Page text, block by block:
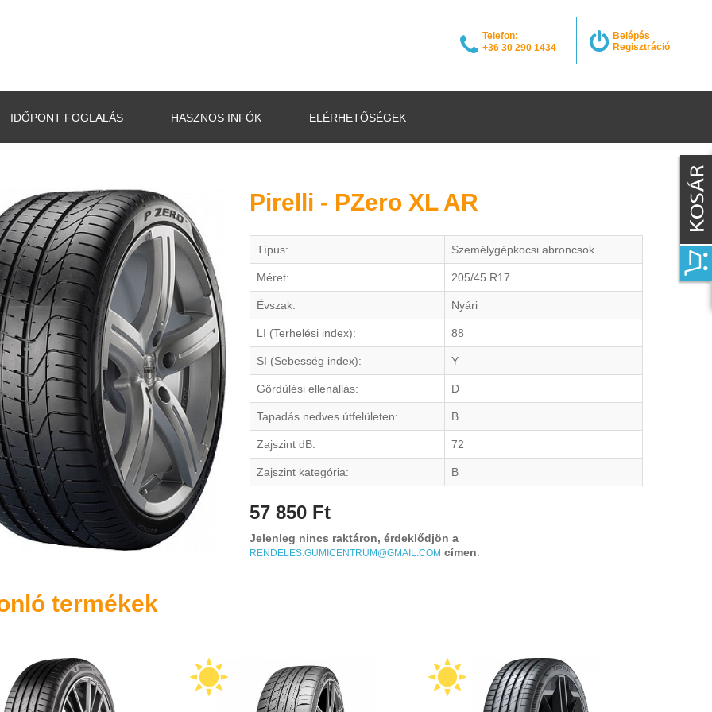
Belépés
Regisztráció
Telefon:
+36 30 290 1434
IDŐPONT FOGLALÁS HASZNOS INFÓK ELÉRHETŐSÉGEK
Pirelli - PZero XL AR
Típus: Személygépkocsi abroncsok
Méret: 205/45 R17
Évszak: Nyári
LI (Terhelési index): 88
SI (Sebesség index): Y
Gördülési ellenállás: D
Tapadás nedves útfelületen: B
Zajszint dB: 72
Zajszint kategória: B
57 850 Ft
Jelenleg nincs raktáron, érdeklődjön a
RENDELES.GUMICENTRUM@GMAIL.COM címen
termékek